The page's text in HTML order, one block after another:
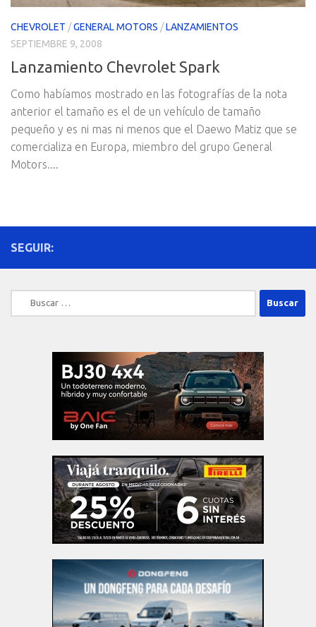
CHEVROLET /GENERAL MOTORS /LANZAMIENTOS
SEPTIEMBRE 9, 2008
Lanzamiento Chevrolet Spark
Como habí­amos mostrado en las fotografí­as de la nota
anterior el tamaño es el de un vehí­culo de tamaño
pequeño y es ni mas ni menos que el Daewo Matiz que se
comercializa en Europa, miembro del grupo General
Motors....
SEGUIR:
Buscar: